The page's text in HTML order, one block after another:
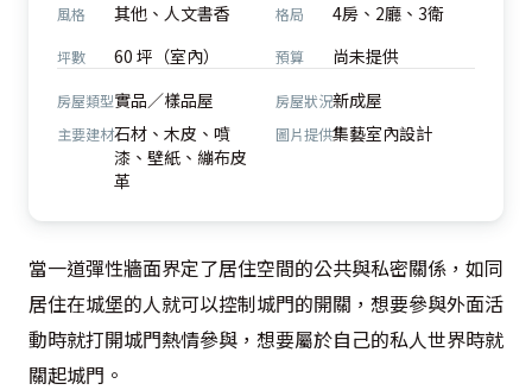
風格 其他、人文書香 格局 4房、2廳、3衛
坪數 60 坪（室內） 預算 尚未提供
房屋類型實品／樣品屋 房屋狀況新成屋
主要建材石材、木皮、噴
漆、壁紙、繃布皮
革
圖片提供集藝室內設計
當一道彈性牆面界定了居住空間的公共與私密關係，如同
居住在城堡的人就可以控制城門的開關，想要參與外面活
動時就打開城門熱情參與，想要屬於自己的私人世界時就
關起城門。